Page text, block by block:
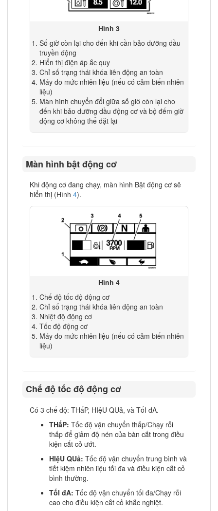
Hình 3
Số giờ còn lại cho đến khi cần bảo dưỡng dầu
truyền động
Hiển thị điện áp ắc quy
Chỉ số trạng thái khóa liên động an toàn
Máy đo mức nhiên liệu (nếu có cảm biến nhiên
liệu)
Màn hình chuyển đổi giữa số giờ còn lại cho
đến khi bảo dưỡng dầu động cơ và bộ đếm giờ
động cơ không thể đặt lại
Màn hình bật động cơ
Khi động cơ đang chạy, màn hình Bật động cơ sẽ
hiển thị (Hình 4).
Hình 4
Chế độ tốc độ động cơ
Chỉ số trạng thái khóa liên động an toàn
Nhiệt độ động cơ
Tốc độ động cơ
Máy đo mức nhiên liệu (nếu có cảm biến nhiên
liệu)
Chế độ tốc độ động cơ
Có 3 chế độ: THấP, HIệU QUả, và TốI đA.
THấP: Tốc độ vận chuyển thấp/Chạy rỗi
thấp để giảm độ nén của bàn cắt trong điều
kiện cắt cỏ ướt.
HIệU QUả: Tốc độ vận chuyển trung bình và
tiết kiệm nhiên liệu tối đa và điều kiện cắt cỏ
bình thường.
TốI đA: Tốc độ vận chuyển tối đa/Chạy rỗi
cao cho điều kiện cắt cỏ khắc nghiệt.